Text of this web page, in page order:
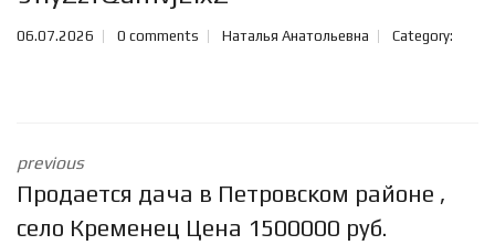
06.07.2026 0 comments Наталья Анатольевна Category:
previous
Продается дача в Петровском районе ,
село Кременец Цена 1500000 руб.